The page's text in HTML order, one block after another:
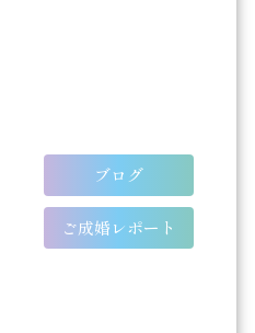
ブログ
ご成婚レポート